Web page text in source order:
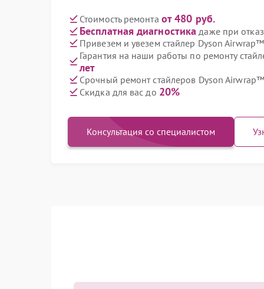
Стоимость ремонта от 480 руб.
Бесплатная диагностика даже при
Привезем и увезем стайлер Dyson
Гарантия на наши работы по ремонту
лет
Срочный ремонт стайлеров Dyson
Скидка для вас до 20%
Консультация со специалистом